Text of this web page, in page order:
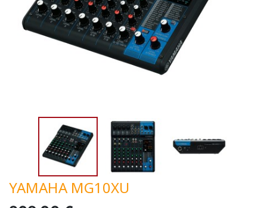
YAMAHA MG10XU